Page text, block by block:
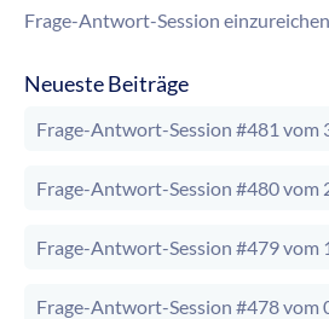
Frage-Antwort-Session
Neueste Beiträge
Frage-Antwort-Session #481 vom
Frage-Antwort-Session #480 vom
Frage-Antwort-Session #479 vom
Frage-Antwort-Session #478 vom